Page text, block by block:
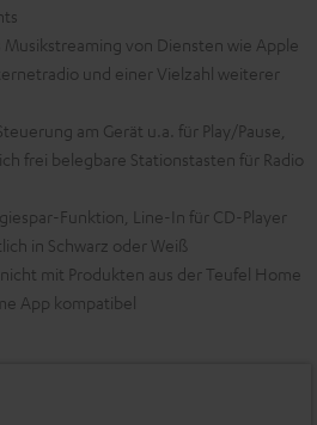
von Diensten wie Apple
und einer Vielzahl weiterer
am Gerät u.a. für Play/Pause,
frei belegbare Stationstasten für Radio
Funktion, Line-In für CD-Player
in Schwarz oder Weiß
mit Produkten aus der Teufel Home
App kompatibel